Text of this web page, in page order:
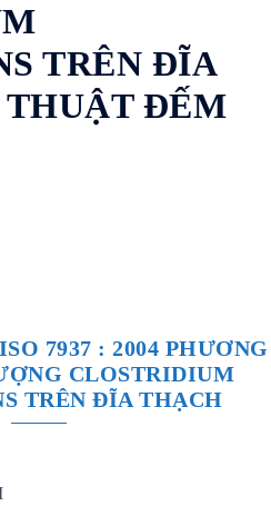
TRÊN ĐĨA
ĐẾM
7937 : 2004 PHƯƠNG
CLOSTRIDIUM
TRÊN ĐĨA THẠCH